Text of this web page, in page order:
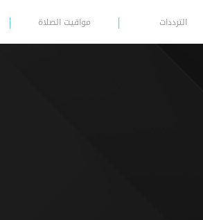
الترددات مواقيت الصلاة